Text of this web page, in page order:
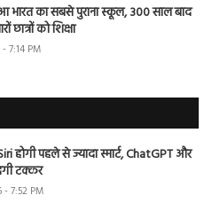
भारत का सबसे पुराना स्कूल, 300 साल बाद
छात्रों को शिक्षा
7:14 PM
होगी पहले से ज्यादा स्मार्ट, ChatGPT और
टक्कर
- 7:52 PM